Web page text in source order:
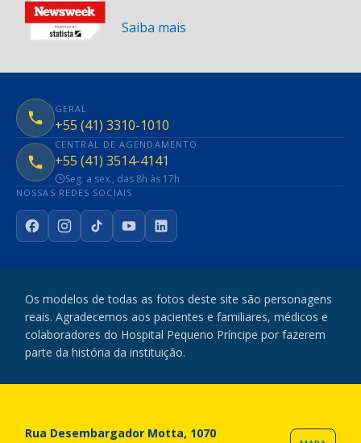
Saiba mais
GERAL
+55 (41) 3310-1010
CENTRAL DE AGENDAMENTO
+55 (41) 3514-4141
Seg. a sex., das 8h às 17h
NOSSAS REDES SOCIAIS
FacebookInstagram
TikTokYouTubeLinkedIn
Os modelos de todas as fotos deste site são personagens
reais. Agradecemos aos pacientes e familiares, médicos e
colaboradores do Hospital Pequeno Príncipe por fazerem
parte da história da instituição.
Rua Desembargador Motta, 1070